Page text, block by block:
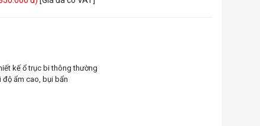
kế ổ trục bi thông thường
độ ẩm cao, bụi bẩn
khả năng làm mát